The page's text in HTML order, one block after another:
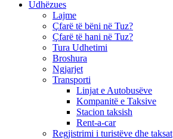
Udhëzues
Lajme
Çfarë të bëni në Tuz?
Çfarë të hani në Tuz?
Tura Udhetimi
Broshura
Ngjarjet
Transporti
Linjat e Autobusëve
Kompanitë e Taksive
Stacion taksish
Rent-a-car
Regjistrimi i turistëve dhe taksat